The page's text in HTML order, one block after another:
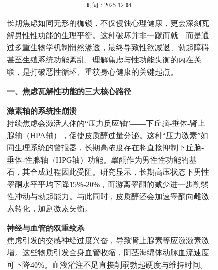
时间：2025-12-04
长期焦虑如同无形的枷锁，不仅侵蚀心理健康，更会深刻瓦
解男性性功能的生理平衡。这种破坏并非一蹴而就，而是通
过多重生物学机制悄然渗透，最终导致性欲减退、勃起障碍
甚至生殖系统功能紊乱。理解焦虑与性功能失衡的内在关
联，是打破恶性循环、重获身心健康的关键起点。
一、焦虑瓦解性功能的三大核心路径
激素轴的系统性崩溃
持续焦虑会激活人体的“压力反应轴”——下丘脑-垂体-肾上
腺轴（HPA轴），促使皮质醇过量分泌。这种“压力激素”如
同生理系统的警报器，长期高浓度存在将直接抑制下丘脑-
垂体-性腺轴（HPG轴）功能。睾酮作为男性性功能的基
石，其合成过程因此受阻。研究显示，长期高压状态下男性
睾酮水平平均下降15%-20%，而游离睾酮的减少进一步削弱
性冲动与勃起能力。与此同时，皮质醇还会加速睾酮向雌激
素转化，加剧激素失衡。
神经与血管的双重绞杀
焦虑引发的交感神经过度兴奋，导致肾上腺素等应激激素激
增。这些物质引发全身血管收缩，阴茎海绵体动脉血流速度
可下降40%。血液灌注不足直接削弱勃起硬度与维持时间。